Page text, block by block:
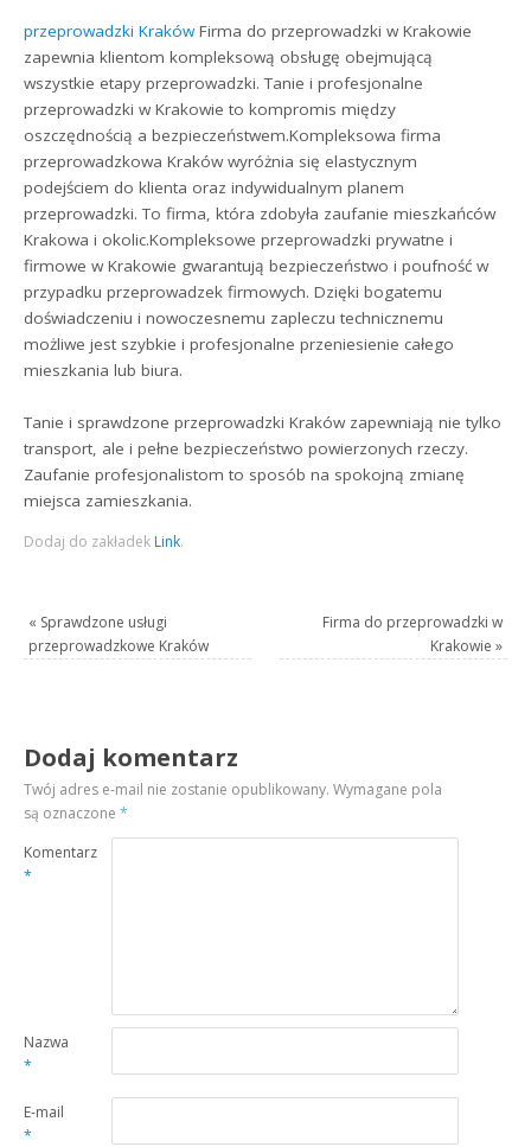
przeprowadzki KrakówFirma do przeprowadzki w Krakowie
zapewnia klientom kompleksową obsługę obejmującą
wszystkie etapy przeprowadzki. Tanie i profesjonalne
przeprowadzki w Krakowie to kompromis między
oszczędnością a bezpieczeństwem.Kompleksowa firma
przeprowadzkowa Kraków wyróżnia się elastycznym
podejściem do klienta oraz indywidualnym planem
przeprowadzki. To firma, która zdobyła zaufanie mieszkańców
Krakowa i okolic.Kompleksowe przeprowadzki prywatne i
firmowe w Krakowie gwarantują bezpieczeństwo i poufność w
przypadku przeprowadzek firmowych. Dzięki bogatemu
doświadczeniu i nowoczesnemu zapleczu technicznemu
możliwe jest szybkie i profesjonalne przeniesienie całego
mieszkania lub biura.
Tanie i sprawdzone przeprowadzki Kraków zapewniają nie tylko
transport, ale i pełne bezpieczeństwo powierzonych rzeczy.
Zaufanie profesjonalistom to sposób na spokojną zmianę
miejsca zamieszkania.
Dodaj do zakładek Link.
« Sprawdzone usługi
przeprowadzkowe Kraków
Firma do przeprowadzki w
Krakowie »
Dodaj komentarz
Twój adres e-mail nie zostanie opublikowany. Wymagane pola
są oznaczone*
Komentarz
*
Nazwa
*
E-mail
*